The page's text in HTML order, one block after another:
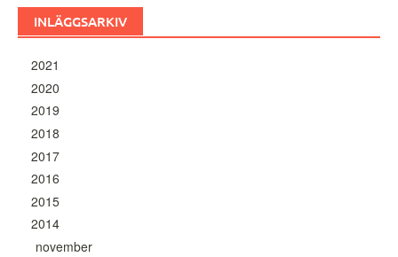
INLÄGGSARKIV
2021
2020
2019
2018
2017
2016
2015
2014
november